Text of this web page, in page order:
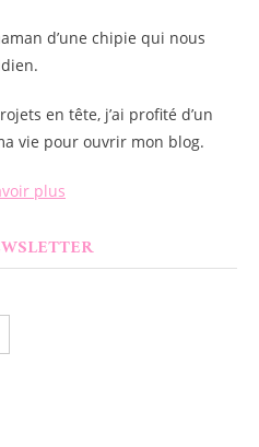
d’une chipie qui nous
en tête, j’ai profité d’un
vie pour ouvrir mon blog.
plus